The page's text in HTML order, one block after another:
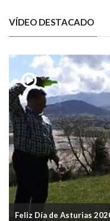
VÍDEO DESTACADO
Feliz Día de Asturias